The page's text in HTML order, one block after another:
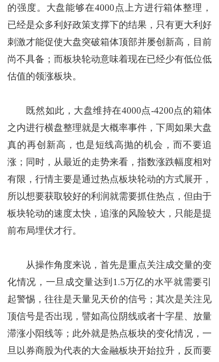
的强度。大盘能够在4000点上方进行箱体整理，
已经是众多利好政策支撑下的结果，只有更大利好
刺激才能促使大盘突破箱体顶部并屡创新高，目前
尚不具备；而板块轮动意味着现在已经少有低位低
估值的领涨板块。
既然如此，大盘维持在4000点-4200点的箱体
之内进行横盘整理就是大概率事件，下周如果大盘
真的再创新高，也是短线高抛的机会，而不要追
涨；同时，从最近的走势来看，指数涨跌幅度相对
有限，行情主要是通过热点板块轮动的方式展开，
所以想要获取较好的利润就需要抓住热点，但由于
板块轮动的速度太快，追涨的风险较大，只能是提
前布局埋伏才行。
从操作角度来说，首先是重点关注成交量的变
化情况，一旦成交量达到1.5万亿的水平就需要引
起警惕，往往是天量见天价的信号；其次是关注见
顶信号是否出现，譬如高位阴线或者十字星、放量
滞涨小阳线等；此外就是热点板块的变化情况，一
旦以券商股为代表的大金融板块开始拉升，反而要